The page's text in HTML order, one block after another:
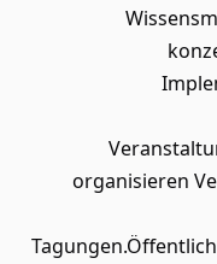
organisieren